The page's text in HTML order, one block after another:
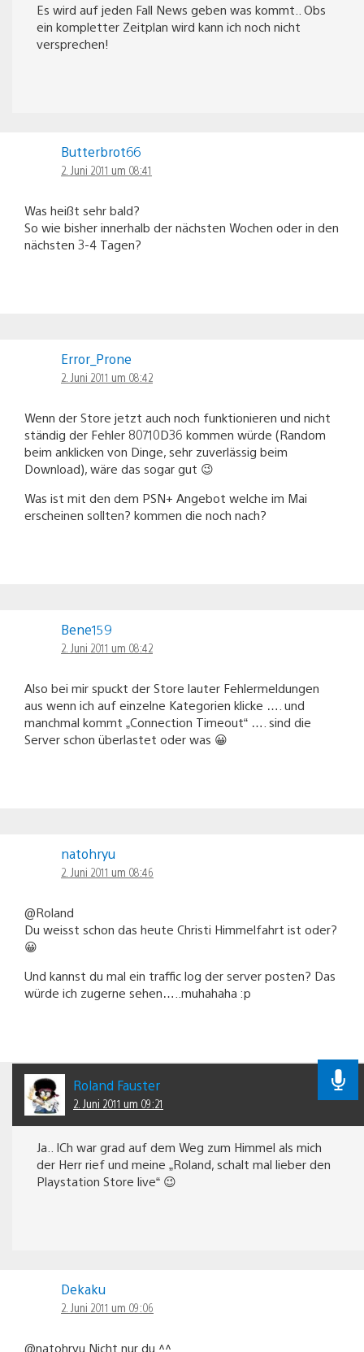
Es wird auf jeden Fall News geben was kommt.. Obs
ein kompletter Zeitplan wird kann ich noch nicht
versprechen!
Butterbrot66
2. Juni 2011 um 08:41
Was heißt sehr bald?
So wie bisher innerhalb der nächsten Wochen oder in den
nächsten 3-4 Tagen?
Error_Prone
2. Juni 2011 um 08:42
Wenn der Store jetzt auch noch funktionieren und nicht
ständig der Fehler 80710D36 kommen würde (Random
beim anklicken von Dinge, sehr zuverlässig beim
Download), wäre das sogar gut 😉
Was ist mit den dem PSN+ Angebot welche im Mai
erscheinen sollten? kommen die noch nach?
Bene159
2. Juni 2011 um 08:42
Also bei mir spuckt der Store lauter Fehlermeldungen
aus wenn ich auf einzelne Kategorien klicke …. und
manchmal kommt „Connection Timeout“ …. sind die
Server schon überlastet oder was 😀
natohryu
2. Juni 2011 um 08:46
@Roland
Du weisst schon das heute Christi Himmelfahrt ist oder?
😀
Und kannst du mal ein traffic log der server posten? Das
würde ich zugerne sehen…..muhahaha :p
Roland Fauster
2. Juni 2011 um 09:21
Ja.. ICh war grad auf dem Weg zum Himmel als mich
der Herr rief und meine „Roland, schalt mal lieber den
Playstation Store live“ 😉
Dekaku
2. Juni 2011 um 09:06
@natohryu Nicht nur du ^^